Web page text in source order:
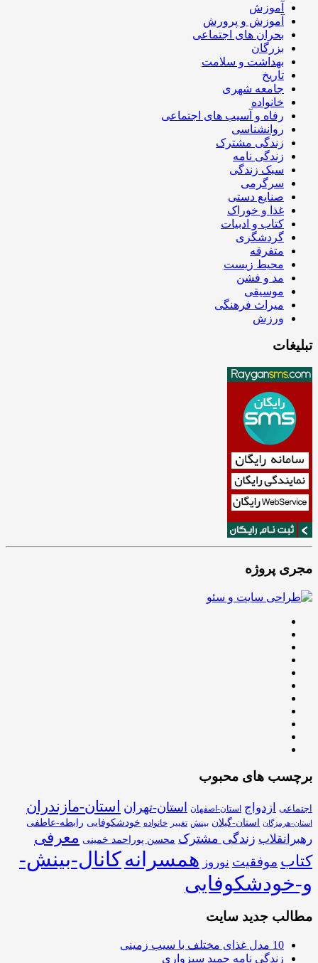
آموزش
آموزش و پرورش
بحران های اجتماعی
بزرگان
بهداشت و سلامت
تاریخ
جامعه شهری
خانواده
رفاه و آسیب های اجتماعی
روانشناسی
زندگی مشترک
زندگی نامه
سبک زندگی
سرگرمی
صنایع دستی
غذا و خوراک
کتاب و ادبیات
گردشگری
متفرقه
محیط زیست
مد و فشن
موسیقی
میراث فرهنگی
ورزش
تبلیغات
مجری پروژه
برچسب های محبوب
اجتماعی ازدواج استان-اصفهان استان-تهران استان-مازندران
استان-هرمزگان استان-گیلان بینش تغییر خانواده خودشکوفایی رابطه-عاطفی
رهبرانقلاب زندگی مشترک محسن پوراحمد خمینی معرفی
کتاب موفقیت نوروز همسرانهکانال-بینش-
و-خودشکوفایی
مطالب جدید سایت
10 مدل غذای مختلف با سیب زمینی
زندگی نامه حمید سبزواری